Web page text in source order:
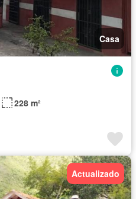
Casa
228 m²
Actualizado